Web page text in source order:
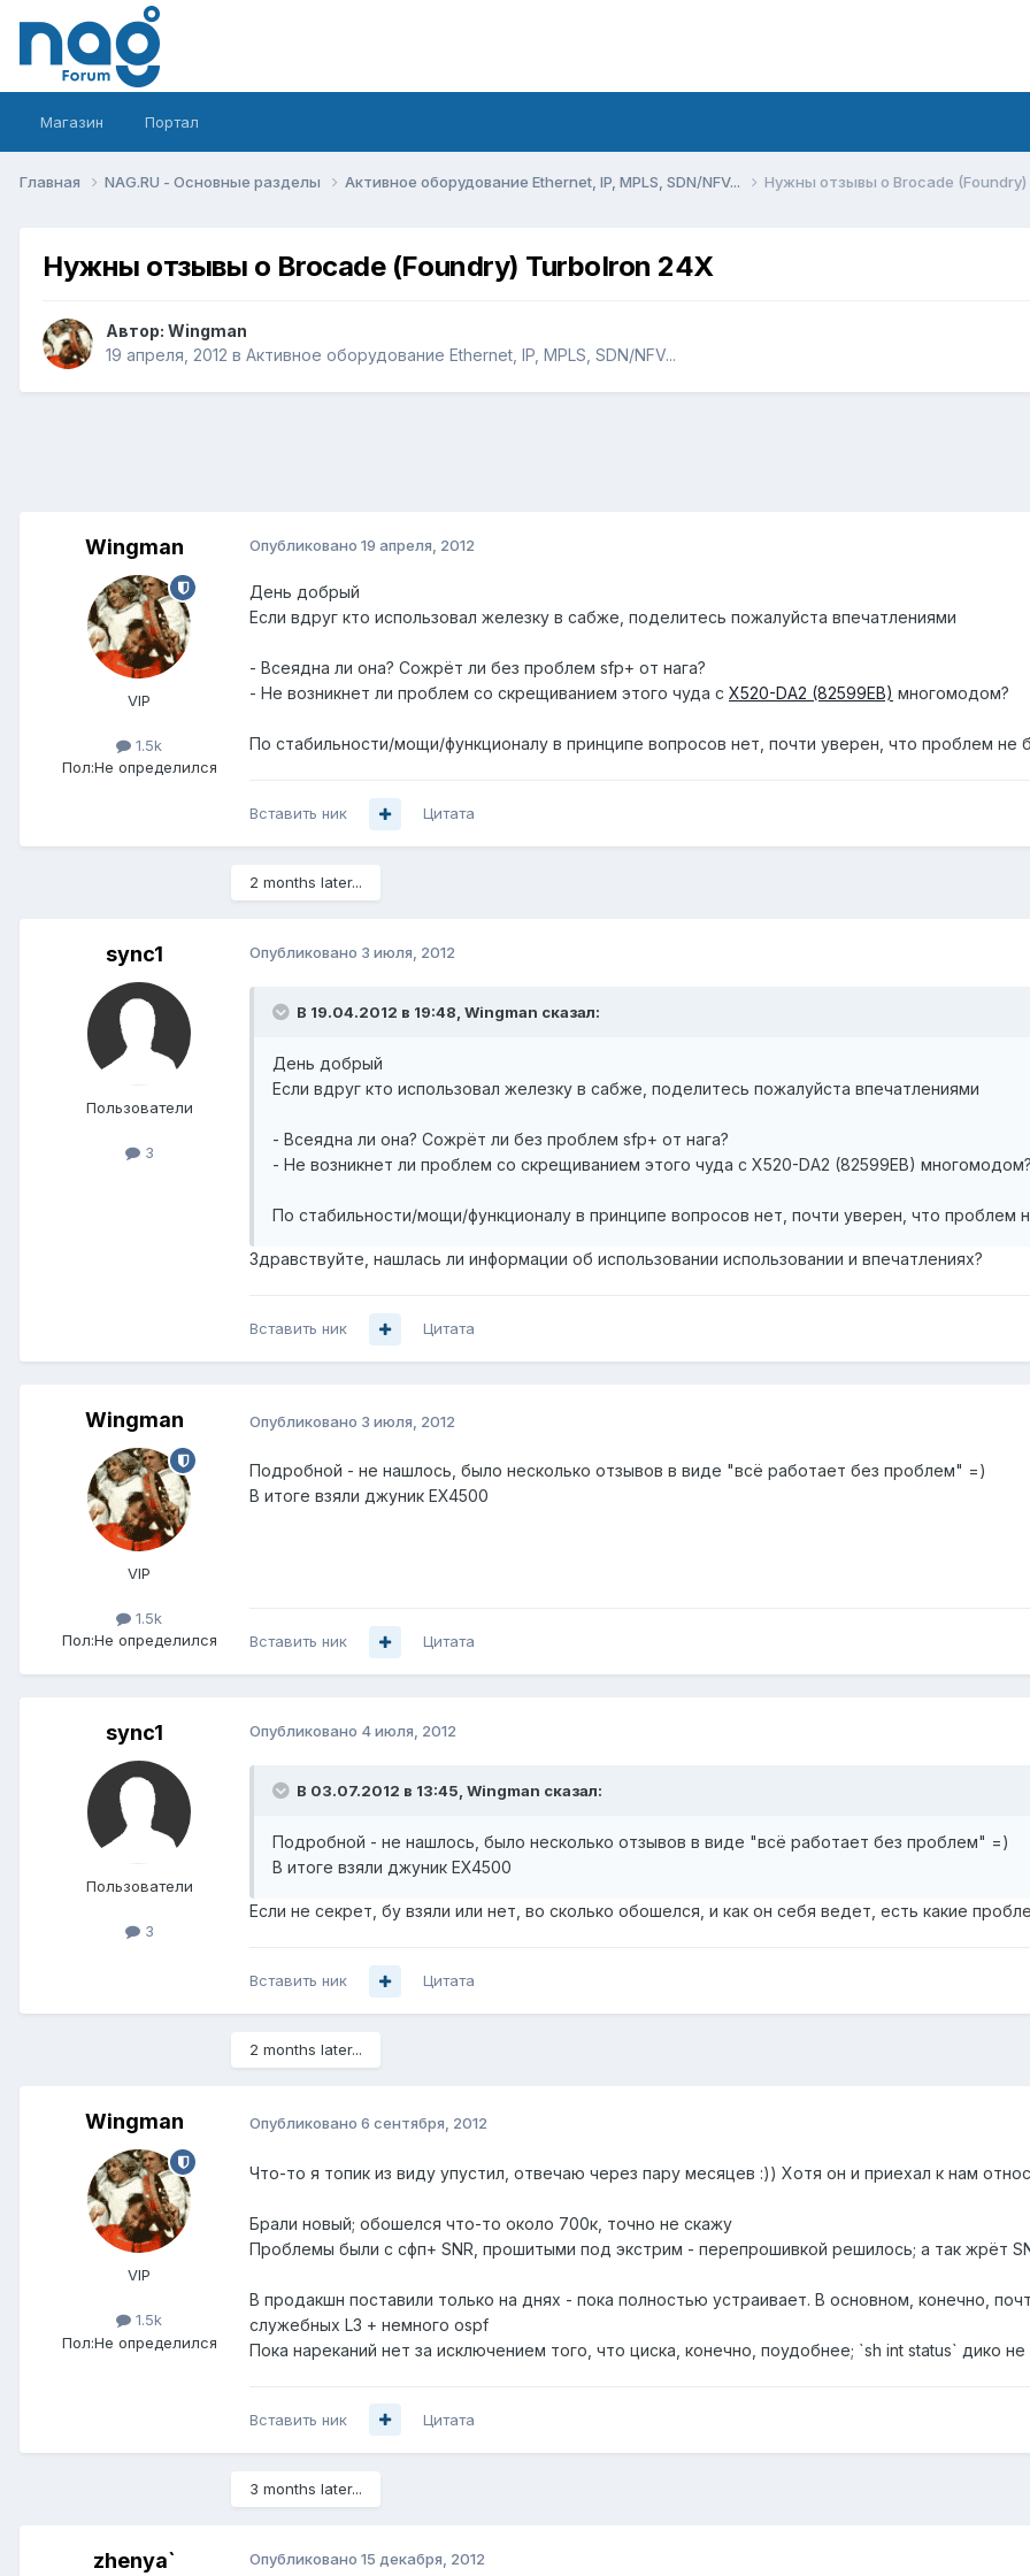
Магазин Портал
Главная NAG.RU - Основные разделы Активное оборудование Ethernet, IP, MPLS, SDN/NFV... Нужны отзывы о Brocade (Foundry)
Нужны отзывы о Brocade (Foundry) TurboIron 24X
Автор: Wingman
19 апреля, 2012 в Активное оборудование Ethernet, IP, MPLS, SDN/NFV...
Wingman
VIP
1.5k
Пол:Не определился
Опубликовано 19 апреля, 2012
День добрый
Если вдруг кто использовал железку в сабже, поделитесь пожалуйста впечатлениями
- Всеядна ли она? Сожрёт ли без проблем sfp+ от нага?
- Не возникнет ли проблем со скрещиванием этого чуда с X520-DA2 (82599EB) многомодом?
По стабильности/мощи/функционалу в принципе вопросов нет, почти уверен, что проблем не
Вставить ник Цитата
2 months later...
sync1
Пользователи
3
Опубликовано 3 июля, 2012
В 19.04.2012 в 19:48, Wingman сказал:
День добрый
Если вдруг кто использовал железку в сабже, поделитесь пожалуйста впечатлениями
- Всеядна ли она? Сожрёт ли без проблем sfp+ от нага?
- Не возникнет ли проблем со скрещиванием этого чуда с X520-DA2 (82599EB) многомодом?
По стабильности/мощи/функционалу в принципе вопросов нет, почти уверен, что проблем
Здравствуйте, нашлась ли информации об использовании использовании и впечатлениях?
Вставить ник Цитата
Wingman
VIP
1.5k
Пол:Не определился
Опубликовано 3 июля, 2012
Подробной - не нашлось, было несколько отзывов в виде "всё работает без проблем" =)
В итоге взяли джуник EX4500
Вставить ник Цитата
sync1
Пользователи
3
Опубликовано 4 июля, 2012
В 03.07.2012 в 13:45, Wingman сказал:
Подробной - не нашлось, было несколько отзывов в виде "всё работает без проблем" =)
В итоге взяли джуник EX4500
Если не секрет, бу взяли или нет, во сколько обошелся, и как он себя ведет, есть какие
Вставить ник Цитата
2 months later...
Wingman
VIP
1.5k
Пол:Не определился
Опубликовано 6 сентября, 2012
Что-то я топик из виду упустил, отвечаю через пару месяцев :)) Хотя он и приехал к нам
Брали новый; обошелся что-то около 700к, точно не скажу
Проблемы были с сфп+ SNR, прошитыми под экстрим - перепрошивкой решилось; а так жрёт
В продакшн поставили только на днях - пока полностью устраивает. В основном, конечно,
служебных L3 + немного ospf
Пока нареканий нет за исключением того, что циска, конечно, поудобнее; `sh int status` дико не
Вставить ник Цитата
3 months later...
zhenya` Опубликовано 15 декабря, 2012